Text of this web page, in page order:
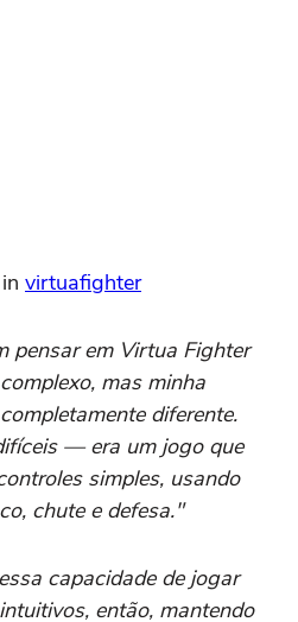
in virtuafighter
pensar em Virtua Fighter
mas minha
diferente.
— era um jogo que
simples, usando
chute e defesa."
capacidade de jogar
então, mantendo